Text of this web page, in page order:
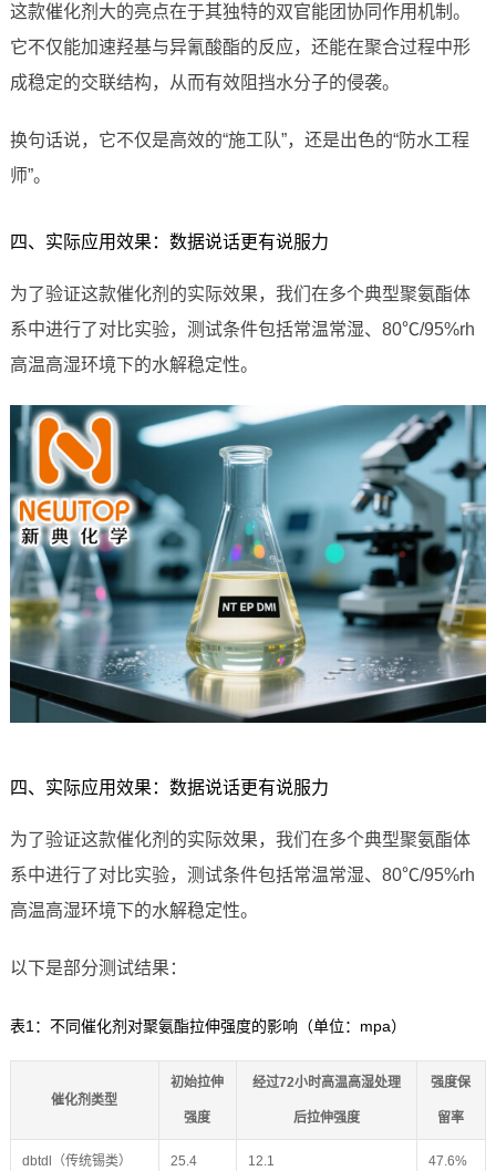
这款催化剂大的亮点在于其独特的双官能团协同作用机制。
它不仅能加速羟基与异氰酸酯的反应，还能在聚合过程中形
成稳定的交联结构，从而有效阻挡水分子的侵袭。
换句话说，它不仅是高效的“施工队”，还是出色的“防水工程
师”。
四、实际应用效果：数据说话更有说服力
为了验证这款催化剂的实际效果，我们在多个典型聚氨酯体
系中进行了对比实验，测试条件包括常温常湿、80℃/95%rh
高温高湿环境下的水解稳定性。
四、实际应用效果：数据说话更有说服力
为了验证这款催化剂的实际效果，我们在多个典型聚氨酯体
系中进行了对比实验，测试条件包括常温常湿、80℃/95%rh
高温高湿环境下的水解稳定性。
以下是部分测试结果：
表1：不同催化剂对聚氨酯拉伸强度的影响（单位：mpa）
催化剂类型
初始拉伸
强度
经过72小时高温高湿处理
后拉伸强度
强度保
留率
dbtdl（传统锡类） 25.4 12.1 47.6%